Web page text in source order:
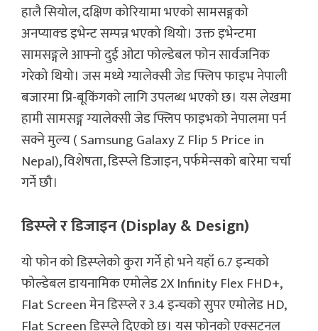
हालै सियोल, दक्षिण कोरियामा भएको सामसङ्गको
अनप्याक्ड इभेन्ट सम्पन्न भएको थियो। उक्त इभेन्टमा
सामसङ्गले आफ्नो दुई ओटा फोल्डेबल फोन सार्वजनिक
गरेको थियो। जस मध्ये ग्यालेक्सी जेड फ्लिप फाइभ नेपाली
बजारमा प्रि-बूकिंगको लागि उपलब्ध भएको छ। यस लेखमा
हामी सामसङ्ग ग्यालेक्सी जेड फ्लिप फाइभको नेपालमा पर्न
सक्ने मुल्य ( Samsung Galaxy Z Flip 5 Price in
Nepal), विशेषता, डिस्प्ले डिजाइन, पर्फमेन्सको बारेमा चर्चा
गर्ने छौ।
डिस्प्ले र डिजाइन (Display & Design)
यो फोन को डिस्प्लेको कुरा गर्ने हो भने यहाँ 6.7 इन्चको
फोल्डेबल डायनामिक एमोलेड 2X Infinity Flex FHD+,
Flat Screen मेन डिस्प्ले र 3.4 इन्चको सुपर एमोलेड HD,
Flat Screen डिस्प्ले दिएको छ। यस फोनको एक्सट्रनल